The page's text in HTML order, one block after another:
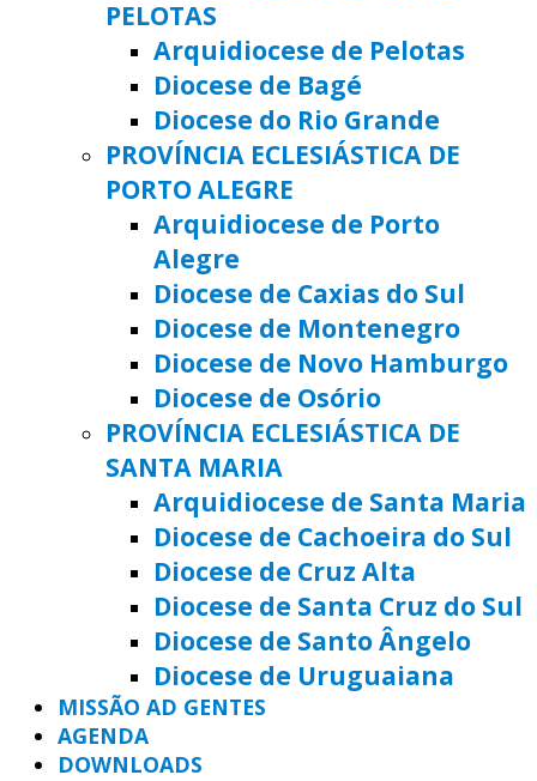
PELOTAS
Arquidiocese de Pelotas
Diocese de Bagé
Diocese do Rio Grande
PROVÍNCIA ECLESIÁSTICA DE
PORTO ALEGRE
Arquidiocese de Porto
Alegre
Diocese de Caxias do Sul
Diocese de Montenegro
Diocese de Novo Hamburgo
Diocese de Osório
PROVÍNCIA ECLESIÁSTICA DE
SANTA MARIA
Arquidiocese de Santa Maria
Diocese de Cachoeira do Sul
Diocese de Cruz Alta
Diocese de Santa Cruz do Sul
Diocese de Santo Ângelo
Diocese de Uruguaiana
MISSÃO AD GENTES
AGENDA
DOWNLOADS